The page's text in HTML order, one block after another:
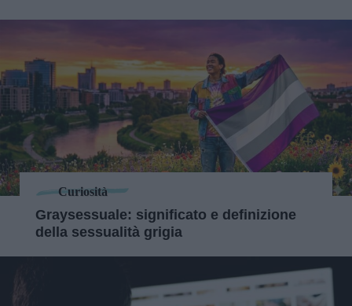
Curiosità
Graysessuale: significato e definizione
della sessualità grigia